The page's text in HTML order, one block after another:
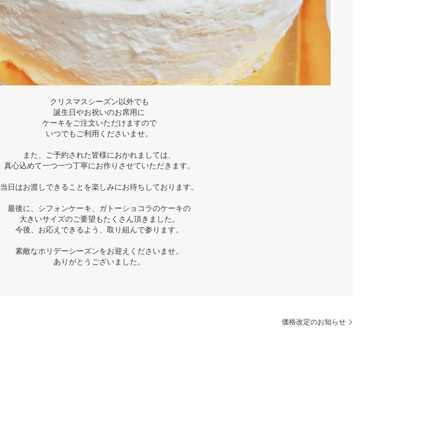
クリスマスシーズン以外でも
誕生日やお祝いのお席用に
ケーキをご注文いただけますので
いつでもご利用くださいませ。
また、ご予約された皆様におかれましては、
真心込めて一つ一つ丁寧にお作りさせていただきます。
当日はお渡しできることを楽しみにお待ちしております。
最後に、シフォンケーキ、ガトーショコラのケーキの
大きいサイズのご要望もたくさん頂きました。
今後、お応えできるよう、取り組んで参ります。
素敵なホリデーシーズンをお迎えくださいませ。
ありがとうございました。
価格改定のお知らせ